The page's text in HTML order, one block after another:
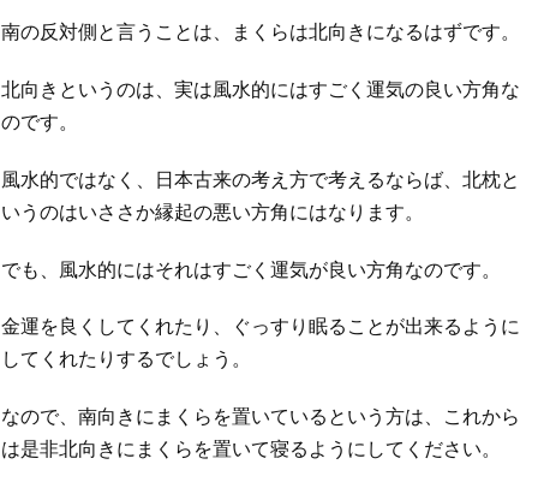
南の反対側と言うことは、まくらは北向きになるはずです。
北向きというのは、実は風水的にはすごく運気の良い方角な
のです。
風水的ではなく、日本古来の考え方で考えるならば、北枕と
いうのはいささか縁起の悪い方角にはなります。
でも、風水的にはそれはすごく運気が良い方角なのです。
金運を良くしてくれたり、ぐっすり眠ることが出来るように
してくれたりするでしょう。
なので、南向きにまくらを置いているという方は、これから
は是非北向きにまくらを置いて寝るようにしてください。